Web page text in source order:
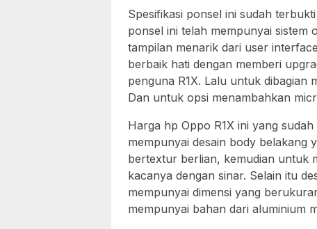
Spesifikasi ponsel ini sudah
ponsel ini telah mempunyai sistem
tampilan menarik dari user
berbaik hati dengan memberi
penguna R1X. Lalu untuk dibagian
Dan untuk opsi menambahkan
Harga hp Oppo R1X ini yang
mempunyai desain body belakang
bertextur berlian, kemudian untuk
kacanya dengan sinar. Selain itu
mempunyai dimensi yang
mempunyai bahan dari aluminium